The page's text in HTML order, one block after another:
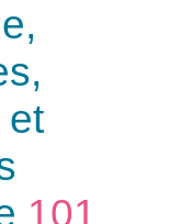
et
101